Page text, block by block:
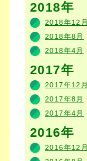
2018年
2018年12月
2018年8月
2018年4月
2017年
2017年12月
2017年8月
2017年4月
2016年
2016年12月